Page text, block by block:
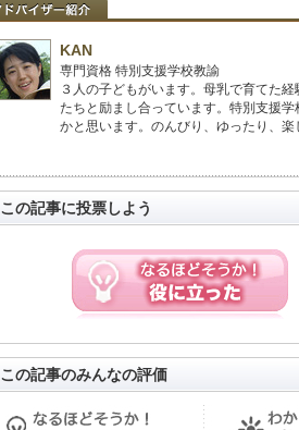
KAN
専門資格 特別支援学校教諭
３人の子どもがいます。母乳で育てた
たちと励まし合っています。特別支援
かと思います。のんびり、ゆったり、楽
この記事に投票しよう
この記事のみんなの評価